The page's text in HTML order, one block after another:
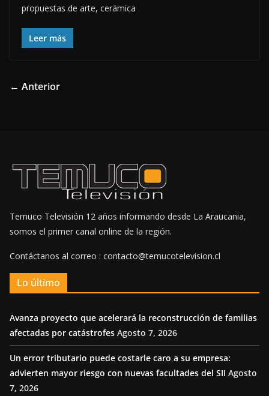
propuestas de arte, cerámica
Leer más
← Anterior
Temuco Televisión 12 años informando desde La Araucania,
somos el primer canal online de la región.
Contáctanos al correo : contacto@temucotelevision.cl
Lo último
Avanza proyecto que acelerará la reconstrucción de familias
afectadas por catástrofes Agosto 7, 2026
Un error tributario puede costarle caro a su empresa:
advierten mayor riesgo con nuevas facultades del SII Agosto
7, 2026